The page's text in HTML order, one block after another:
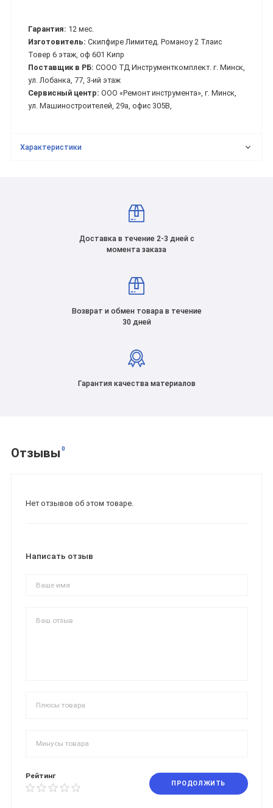
Гарантия: 12 мес.
Изготовитель: Скипфире Лимитед. Романоу 2 Тлаис
Товер 6 этаж, оф 601 Кипр
Поставщик в РБ: СООО ТД Инструменткомплект. г. Минск,
ул. Лобанка, 77, 3-ий этаж
Сервисный центр: ООО «Ремонт инструмента», г. Минск,
ул. Машиностроителей, 29а, офис 305В,
Характеристики
Доставка в течение 2-3 дней с
момента заказа
Возврат и обмен товара в течение
30 дней
Гарантия качества материалов
Отзывы 0
Нет отзывов об этом товаре.
Написать отзыв
Рейтинг
ПРОДОЛЖИТЬ